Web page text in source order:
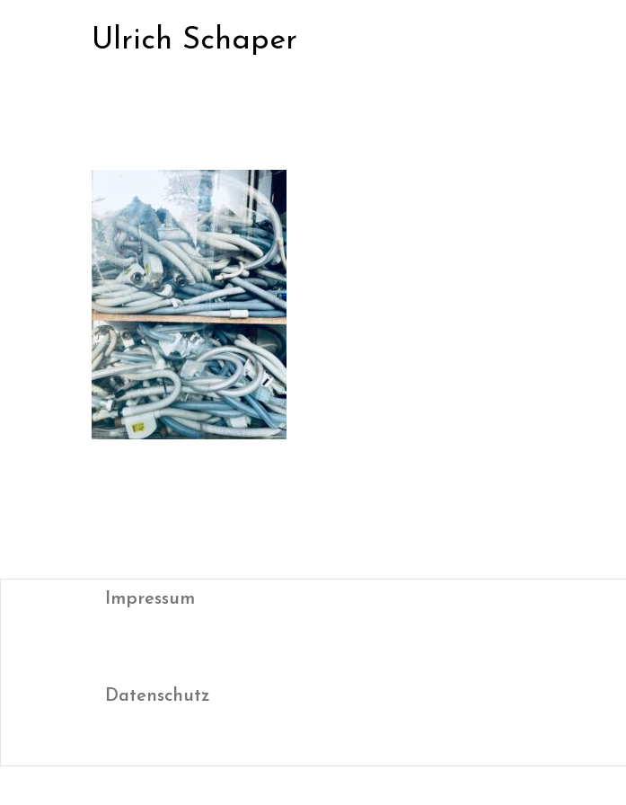
Ulrich Schaper
Impressum
Datenschutz